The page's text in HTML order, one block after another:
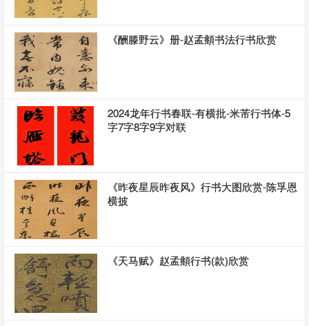
《酬滕野云》册-赵孟頫书法行书欣赏
2024龙年行书春联-有横批-米芾行书体-5
字7字8字9字对联
《昨夜星辰昨夜风》行书大图欣赏-陈孚恩
横披
《天马赋》赵孟頫行书(款)欣赏